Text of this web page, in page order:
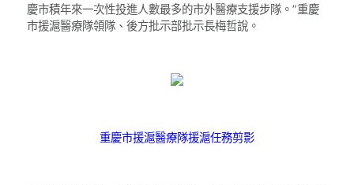
慶市積年來一次性投進人數最多的市外醫療支援步隊。”重慶
市援滬醫療隊領隊、後方批示部批示長梅哲說。
重慶市援滬醫療隊援滬任務剪影